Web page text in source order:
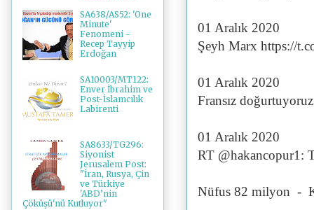
01 Aralık 2020
Şeyh Marx https://
01 Aralık 2020
Fransız
01 Aralık 2020
RT @hakancopur1:
Nüfus 82 milyon -
SA638/AS52: 'One
Minute'
Fenomeni -
Recep Tayyip
Erdoğan
SA10003/MT122:
Enver İbrahim ve
Post-İslamcılık
Labirenti
SA8633/TG296:
Siyonist
Jerusalem Post:
"İran, Rusya, Çin
ve Türkiye
'ABD’nin
Çöküşü'nü Kutluyor"